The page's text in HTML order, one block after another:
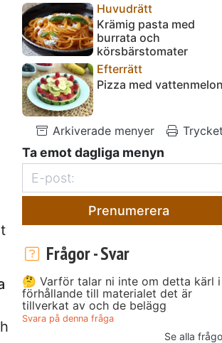
Huvudrätt
Krämig pasta med
burrata och
körsbärstomater
Efterrätt
Pizza med vattenmelon
Arkiverade menyer Trycket
Ta emot dagliga menyn
Prenumerera
Frågor - Svar
🤔 Varför talar ni inte om detta kärl i
förhållande till materialet det är
tillverkat av och de belägg
Svara på denna fråga
Se alla